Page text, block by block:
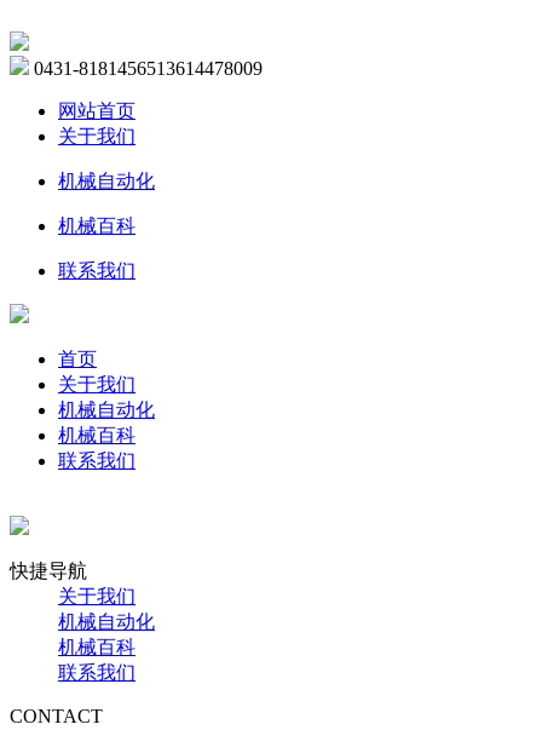
0431-8181456513614478009
网站首页
关于我们
机械自动化
机械百科
联系我们
首页
关于我们
机械自动化
机械百科
联系我们
快捷导航
关于我们
机械自动化
机械百科
联系我们
CONTACT